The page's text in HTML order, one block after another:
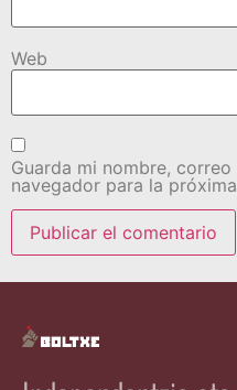
Web
Guarda mi nombre,
navegador para la